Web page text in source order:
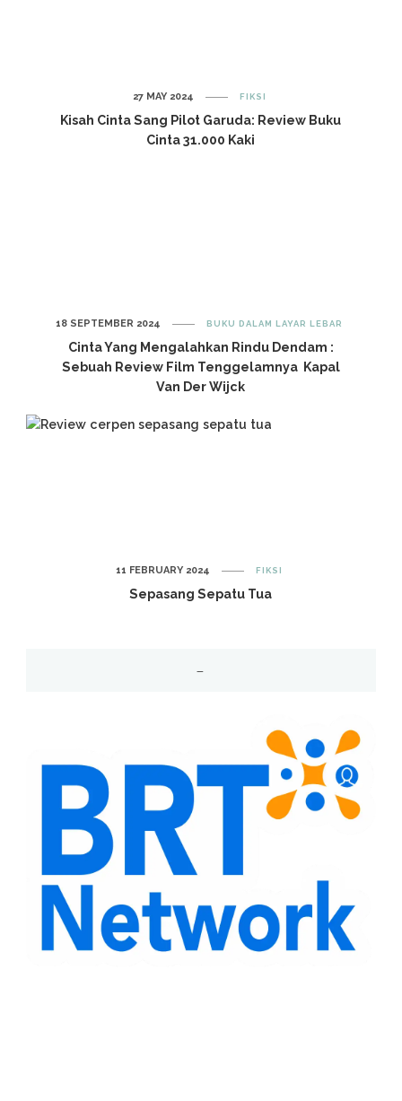
FIKSI
Kisah Cinta Sang Pilot Garuda: Review Buku
Cinta 31.000 Kaki
27 MAY 2024
BUKU DALAM LAYAR LEBAR
Cinta Yang Mengalahkan Rindu Dendam :
Sebuah Review Film Tenggelamnya Kapal
Van Der Wijck
18 SEPTEMBER 2024
FIKSI
Sepasang Sepatu Tua
11 FEBRUARY 2024
–